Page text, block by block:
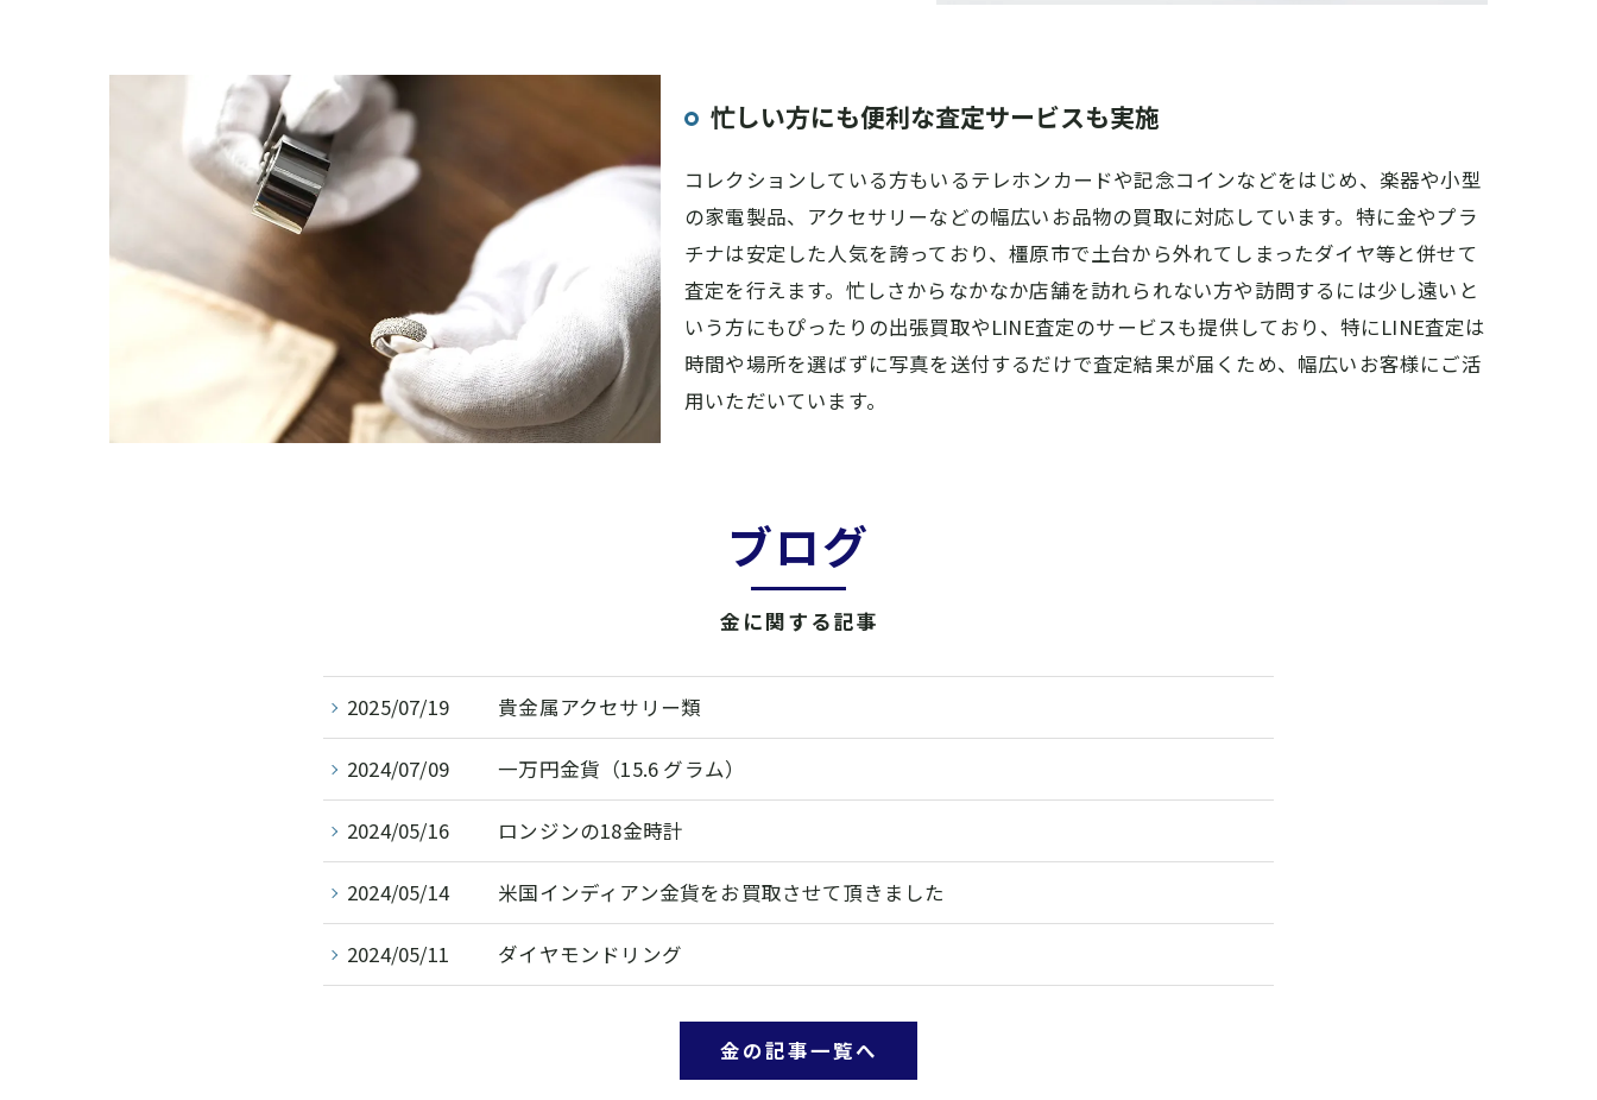
忙しい方にも便利な査定サービスも実施
コレクションしている方もいるテレホンカードや記念コインなどをはじめ、楽器や小型
の家電製品、アクセサリーなどの幅広いお品物の買取に対応しています。特に金やプラ
チナは安定した人気を誇っており、橿原市で土台から外れてしまったダイヤ等と併せて
査定を行えます。忙しさからなかなか店舗を訪れられない方や訪問するには少し遠いと
いう方にもぴったりの出張買取やLINE査定のサービスも提供しており、特にLINE査定は
時間や場所を選ばずに写真を送付するだけで査定結果が届くため、幅広いお客様にご活
用いただいています。
ブログ
金に関する記事
2025/07/19 貴金属アクセサリー類
2024/07/09 一万円金貨（15.6 グラム）
2024/05/16 ロンジンの18金時計
2024/05/14 米国インディアン金貨をお買取させて頂きました
2024/05/11 ダイヤモンドリング
金の記事一覧へ